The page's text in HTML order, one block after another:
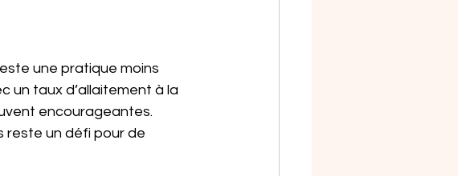
une pratique moins
un taux d’allaitement à la
encourageantes.
reste un défi pour de